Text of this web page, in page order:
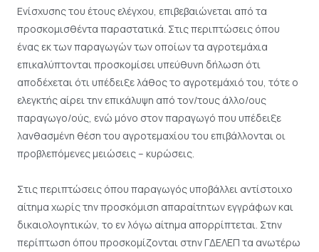
Ενίσχυσης του έτους ελέγχου, επιβεβαιώνεται από τα
προσκομισθέντα παραστατικά. Στις περιπτώσεις όπου
ένας εκ των παραγωγών των οποίων τα αγροτεμάχια
επικαλύπτονται προσκομίσει υπεύθυνη δήλωση ότι
αποδέχεται ότι υπέδειξε λάθος το αγροτεμάχιό του, τότε ο
ελεγκτής αίρει την επικάλυψη από τον/τους άλλο/ους
παραγωγo/ούς, ενώ μόνο στον παραγωγό που υπέδειξε
λανθασμένη θέση του αγροτεμαχίου του επιβάλλονται οι
προβλεπόμενες μειώσεις – κυρώσεις.
Στις περιπτώσεις όπου παραγωγός υποβάλλει αντίστοιχο
αίτημα χωρίς την προσκόμιση απαραίτητων εγγράφων και
δικαιολογητικών, το εν λόγω αίτημα απορρίπτεται. Στην
περίπτωση όπου προσκομίζονται στην ΓΔΕΛΕΠ τα ανωτέρω